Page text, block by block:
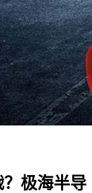
极海半导